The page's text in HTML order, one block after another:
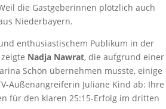
die Gastgeberinnen plötzlich auch
Niederbayern.
enthusiastischem Publikum in der
Nadja Nawrat, die aufgrund einer
Schön übernehmen musste, einige
Außenangreiferin Juliane Kind ab: Ihre
für den klaren 25:15-Erfolg im dritten